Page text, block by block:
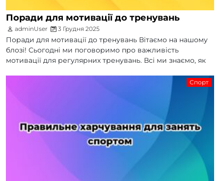
Поради для мотивації до тренувань
adminUser 3 Грудня 2025
Поради для мотивації до тренувань Вітаємо на нашому
блозі! Сьогодні ми поговоримо про важливість
мотивації для регулярних тренувань. Всі ми знаємо, як
Спорт